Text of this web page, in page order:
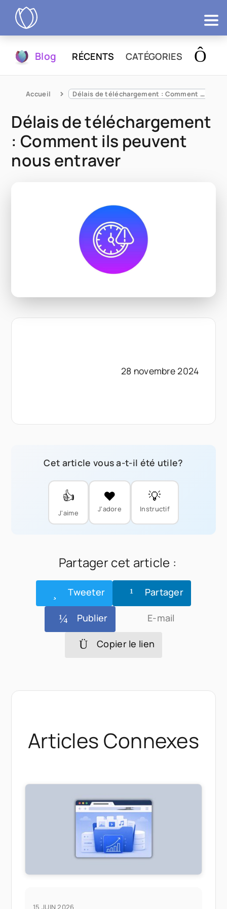
Essayer
Blog RÉCENTS CATÉGORIES
Accueil Délais de téléchargement : Comment ils peuvent nous entraver
Délais de téléchargement
: Comment ils peuvent
nous entraver
28 novembre 2024
Cet article vous a-t-il été utile?
👍
J'aime
❤️
J'adore
💡
Instructif
Partager cet article :
Tweeter Partager
Publier E-mail
Copier le lien
Articles Connexes
15 JUIN 2026